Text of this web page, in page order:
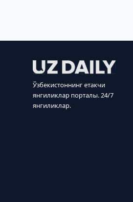
Ўзбекистоннинг етакчи
янгиликлар порталы. 24/7
янгиликлар.